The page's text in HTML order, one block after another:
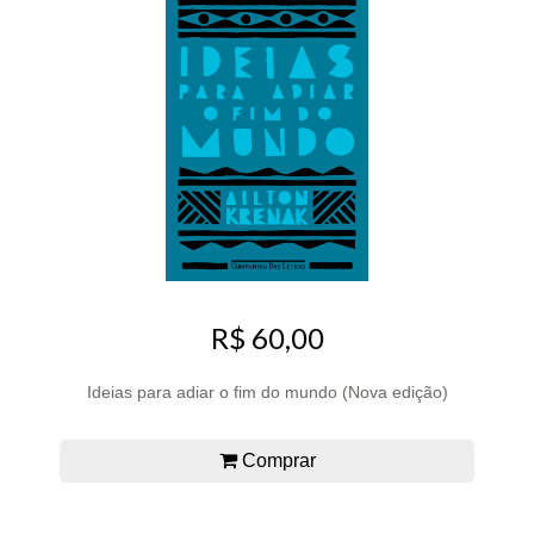
R$ 60,00
Ideias para adiar o fim do mundo (Nova edição)
Comprar